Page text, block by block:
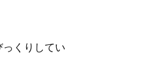
くりしてい